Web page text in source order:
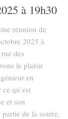
à 19h30
réunion de
2025 à
des
le plaisir
en
qu’est
et son
de la soirée,